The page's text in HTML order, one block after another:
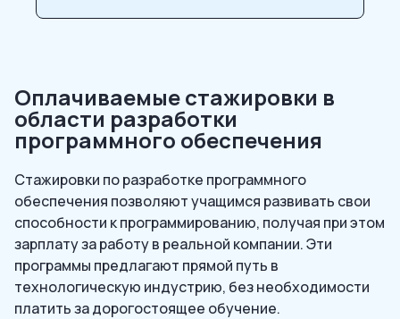
Оплачиваемые стажировки в
области разработки
программного обеспечения
Стажировки по разработке программного
обеспечения позволяют учащимся развивать свои
способности к программированию, получая при этом
зарплату за работу в реальной компании. Эти
программы предлагают прямой путь в
технологическую индустрию, без необходимости
платить за дорогостоящее обучение.